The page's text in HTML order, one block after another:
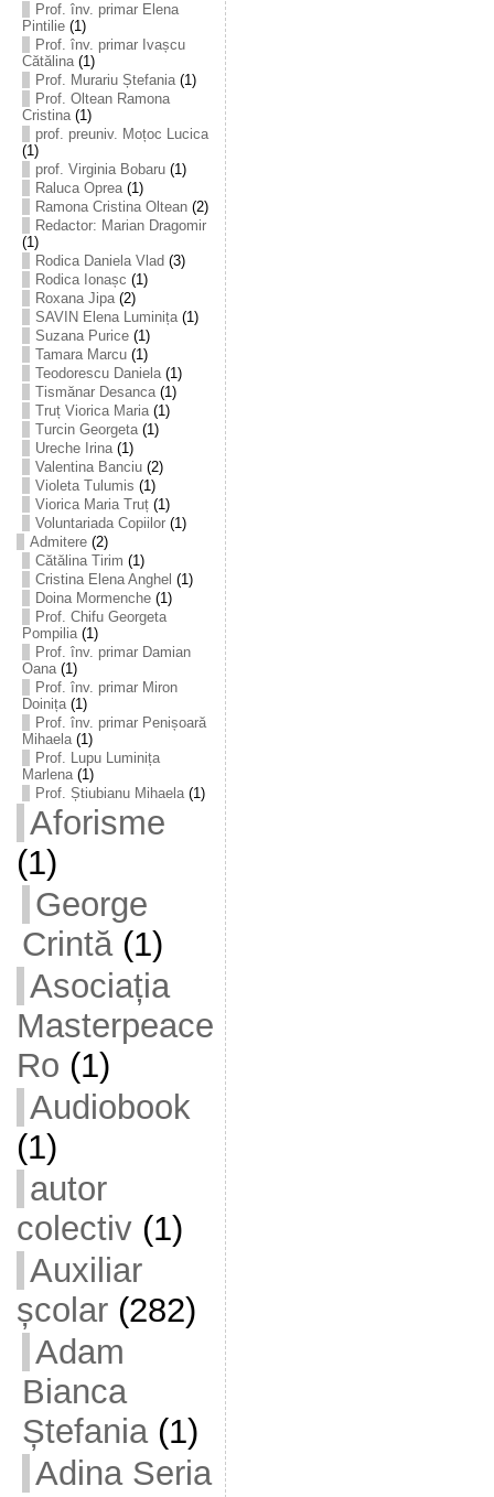
Prof. înv. primar Elena
Pintilie(1)
Prof. înv. primar Ivașcu
Cătălina(1)
Prof. Murariu Ștefania(1)
Prof. Oltean Ramona
Cristina(1)
prof. preuniv. Moțoc Lucica
(1)
prof. Virginia Bobaru(1)
Raluca Oprea(1)
Ramona Cristina Oltean(2)
Redactor: Marian Dragomir
(1)
Rodica Daniela Vlad (3)
Rodica Ionașc (1)
Roxana Jipa(2)
SAVIN Elena Luminița(1)
Suzana Purice(1)
Tamara Marcu(1)
Teodorescu Daniela(1)
Tismănar Desanca(1)
Truț Viorica Maria(1)
Turcin Georgeta(1)
Ureche Irina(1)
Valentina Banciu(2)
Violeta Tulumis (1)
Viorica Maria Truț(1)
Voluntariada Copiilor(1)
Admitere(2)
Cătălina Tirim (1)
Cristina Elena Anghel (1)
Doina Mormenche(1)
Prof. Chifu Georgeta
Pompilia(1)
Prof. înv. primar Damian
Oana(1)
Prof. înv. primar Miron
Doinița(1)
Prof. înv. primar Penișoară
Mihaela(1)
Prof. Lupu Luminița
Marlena(1)
Prof. Știubianu Mihaela(1)
Aforisme
(1)
George
Crintă(1)
Asociația
Masterpeace
Ro (1)
Audiobook
(1)
autor
colectiv(1)
Auxiliar
școlar(282)
Adam
Bianca
Ștefania(1)
Adina Seria